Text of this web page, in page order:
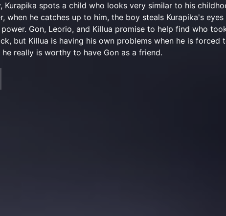
Kurapika spots a child who looks very similar to his
when he catches up to him, the boy steals Kurapika's
Gon, Leorio, and Killua promise to help find who
but Killua is having his own problems when he is forced
he really is worthy to have Gon as a friend.